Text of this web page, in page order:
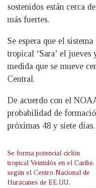
sostenidos están cerca
más fuertes.
Se espera que el
tropical ‘Sara’ el
medida que se mueve
Central.
De acuerdo con el
probabilidad de
próximas 48 y siete días.
Se forma potencial ciclón
tropical Veintidós en el Caribe,
según el Centro Nacional de
Huracanes de EE.UU.